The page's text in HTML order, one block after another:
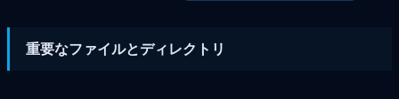
重要なファイルとディレクトリ